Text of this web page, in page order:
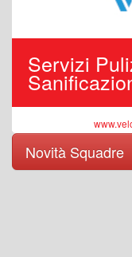
Servizi
Novità Squadre